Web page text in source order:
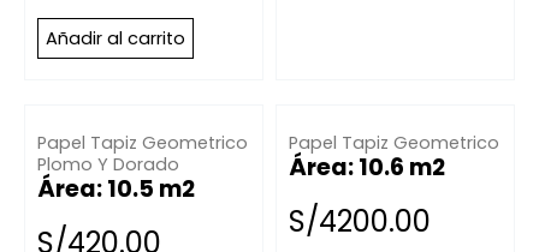
Añadir al carrito
Papel Tapiz Geometrico
Plomo Y Dorado
Área: 10.5 m2
S/420.00
Papel Tapiz Geometrico
Área: 10.6 m2
S/4200.00